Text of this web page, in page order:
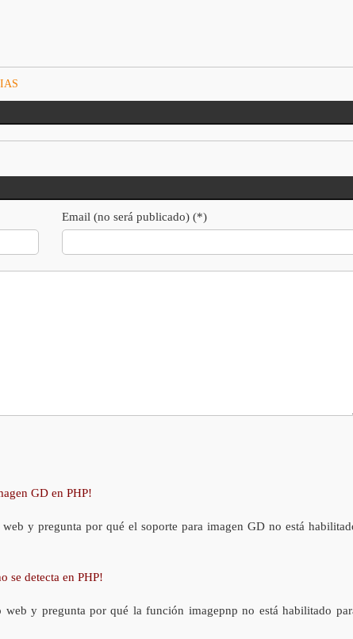
Email (no será publicado) (*)
GD en PHP!
y pregunta por qué el soporte para imagen GD no está
se detecta en PHP!
y pregunta por qué la función imagepnp no está habilitado